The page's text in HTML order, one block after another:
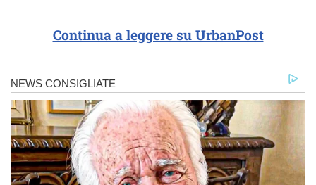
Continua a leggere su UrbanPost